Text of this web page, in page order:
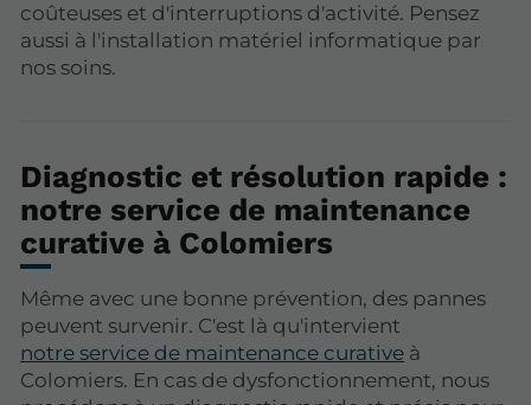
coûteuses et d'interruptions d'activité. Pensez
aussi à l'installation matériel informatique par
nos soins.
Diagnostic et résolution rapide :
notre service de maintenance
curative à Colomiers
Même avec une bonne prévention, des pannes
peuvent survenir. C'est là qu'intervient
notre service de maintenance curative à
Colomiers. En cas de dysfonctionnement, nous